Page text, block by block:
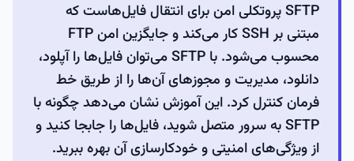
SFTP پروتکلی امن برای انتقال فایل‌هاست که
مبتنی بر SSH کار می‌کند و جایگزین امن FTP
محسوب می‌شود. با SFTP می‌توان فایل‌ها را آپلود،
دانلود، مدیریت و مجوزهای آن‌ها را از طریق خط
فرمان کنترل کرد. این آموزش نشان می‌دهد چگونه با
SFTP به سرور متصل شوید، فایل‌ها را جابجا کنید و
از ویژگی‌های امنیتی و خودکارسازی آن بهره ببرید.